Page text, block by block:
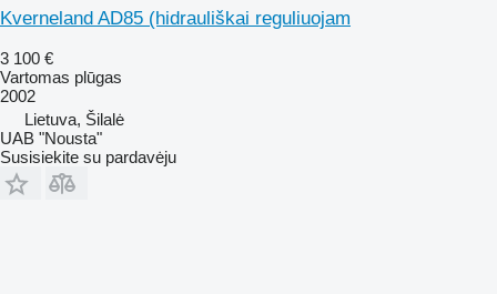
Kverneland AD85 (hidrauliškai reguliuojam
3 100 €
Vartomas plūgas
2002
Lietuva, Šilalė
UAB "Nousta"
Susisiekite su pardavėju